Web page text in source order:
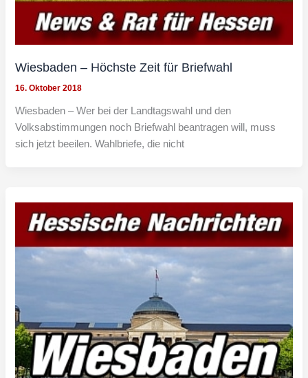
Wiesbaden – Höchste Zeit für Briefwahl
16. Oktober 2018
Wiesbaden – Wer bei der Landtagswahl und den
Volksabstimmungen noch Briefwahl beantragen will, muss
sich jetzt beeilen. Wahlbriefe, die nicht